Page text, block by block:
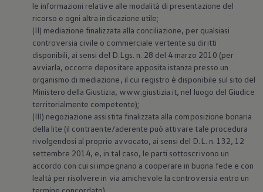
le informazioni relative alle modalità di presentazione del
ricorso e ogni altra indicazione utile;
(II) mediazione finalizzata alla conciliazione, per qualsiasi
controversia civile o commerciale vertente su diritti
disponibili, ai sensi del D.Lgs. n. 28 del 4 marzo 2010 (per
avviarla, occorre depositare apposita istanza presso un
organismo di mediazione, il cui registro è disponibile sul sito del
Ministero della Giustizia, www.giustizia.it, nel luogo del Giudice
territorialmente competente);
(III) negoziazione assistita finalizzata alla composizione bonaria
della lite (il contraente/aderente può attivare tale procedura
rivolgendosi al proprio avvocato, ai sensi del D.L. n. 132, 12
settembre 2014, e, in tal caso, le parti sottoscrivono un
accordo con cui si impegnano a cooperare in buona fede e con
lealtà per risolvere in via amichevole la controversia entro un